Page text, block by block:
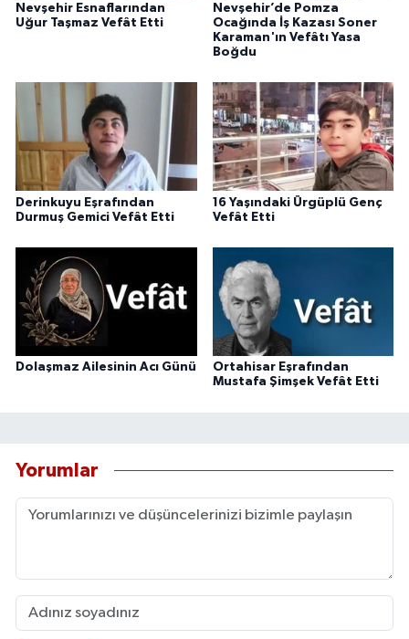
Nevşehir Esnaflarından
Uğur Taşmaz Vefât Etti
Nevşehir’de Pomza
Ocağında İş Kazası Soner
Karaman'ın Vefâtı Yasa
Boğdu
Derinkuyu Eşrafından
Durmuş Gemici Vefât Etti
16 Yaşındaki Ürgüplü Genç
Vefât Etti
Dolaşmaz Ailesinin Acı Günü
Ortahisar Eşrafından
Mustafa Şimşek Vefât Etti
Yorumlar